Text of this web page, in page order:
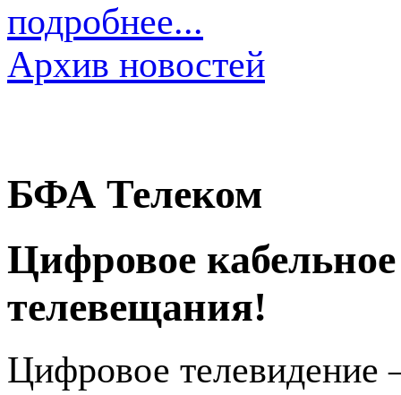
подробнее...
Архив новостей
БФА Телеком
Цифровое
телевещания!
Цифровое телевидение